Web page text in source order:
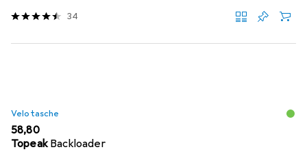
34
Velotasche
EUR
58,80
Topeak Backloader